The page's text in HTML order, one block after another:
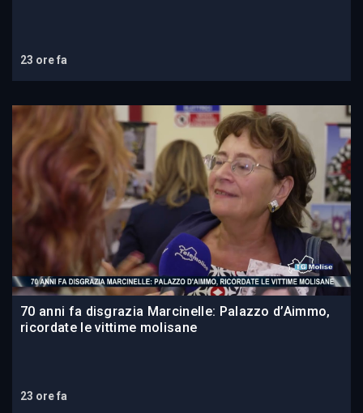
23 ore fa
70 anni fa disgrazia Marcinelle: Palazzo d’Aimmo,
ricordate le vittime molisane
23 ore fa